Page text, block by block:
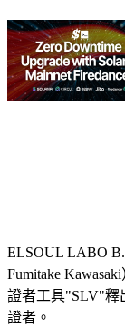
ELSOUL LABO
Fumitake
證者工具"SLV"釋
證者。